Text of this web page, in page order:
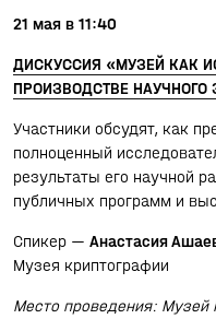
21 мая в 11:40
ДИСКУССИЯ «МУЗЕЙ КАК
ПРОИЗВОДСТВЕ НАУЧНОГО
Участники обсудят, как
полноценный
результаты его научной
публичных программ и
Спикер — Анастасия
Музея криптографии
Место проведения: Музей